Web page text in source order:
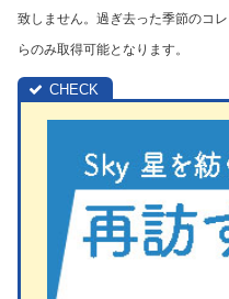
致しません。過ぎ去った季節のコ
らのみ取得可能となります。